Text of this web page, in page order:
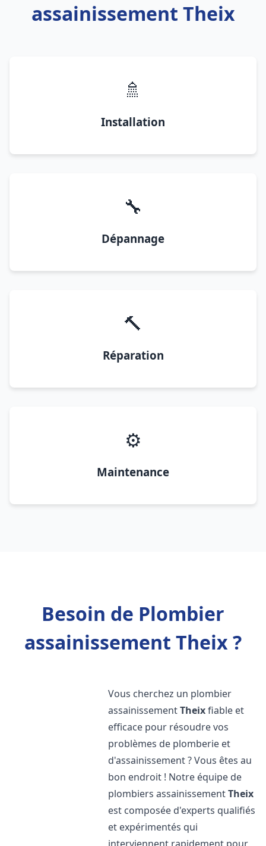
assainissement Theix
🚿
Installation
🔧
Dépannage
🔨
Réparation
⚙️
Maintenance
Besoin de Plombier
assainissement Theix ?
Vous cherchez un plombier
assainissementTheixfiable et
efficace pour résoudre vos
problèmes de plomberie et
d'assainissement ? Vous êtes au
bon endroit ! Notre équipe de
plombiers assainissementTheix
est composée d'experts qualifiés
et expérimentés qui